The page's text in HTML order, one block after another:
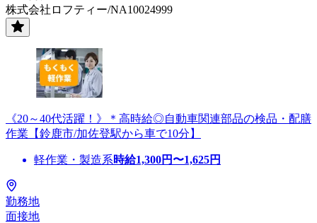
株式会社ロフティー/NA10024999
《20～40代活躍！》＊高時給◎自動車関連部品の検品・配膳
作業【鈴鹿市/加佐登駅から車で10分】
軽作業・製造系時給1,300円〜1,625円
勤務地
面接地